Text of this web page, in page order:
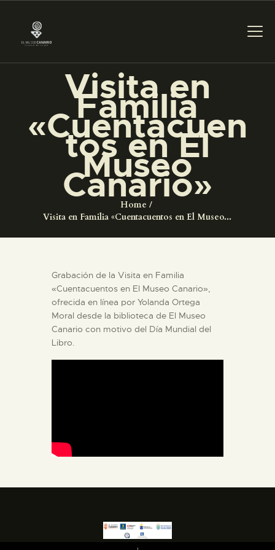
Visita en
Familia
«Cuentacuen
tos en El
Museo
Canario»
Home
Visita en Familia «Cuentacuentos en El Museo...
PREPARAR LA VISITA
ACTIVIDADES
COLECCIONES
DIDÁCTICA
ESPAÑOL
PREPARAR LA VISITA
EL MUSEO
DIDÁCTICA
Grabación de la Visita en Familia
«Cuentacuentos en El Museo Canario»,
ofrecida en línea por Yolanda Ortega
Moral desde la biblioteca de El Museo
Canario con motivo del Día Mundial del
Libro.